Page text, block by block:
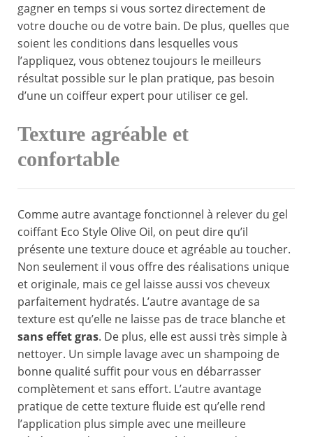
gagner en temps si vous sortez directement de
votre douche ou de votre bain. De plus, quelles que
soient les conditions dans lesquelles vous
l’appliquez, vous obtenez toujours le meilleurs
résultat possible sur le plan pratique, pas besoin
d’une un coiffeur expert pour utiliser ce gel.
Texture agréable et
confortable
Comme autre avantage fonctionnel à relever du gel
coiffant Eco Style Olive Oil, on peut dire qu’il
présente une texture douce et agréable au toucher.
Non seulement il vous offre des réalisations unique
et originale, mais ce gel laisse aussi vos cheveux
parfaitement hydratés. L’autre avantage de sa
texture est qu’elle ne laisse pas de trace blanche et
sans effet gras. De plus, elle est aussi très simple à
nettoyer. Un simple lavage avec un shampoing de
bonne qualité suffit pour vous en débarrasser
complètement et sans effort. L’autre avantage
pratique de cette texture fluide est qu’elle rend
l’application plus simple avec une meilleure